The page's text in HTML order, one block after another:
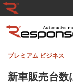
新車販売台
プレミアム ビジネス